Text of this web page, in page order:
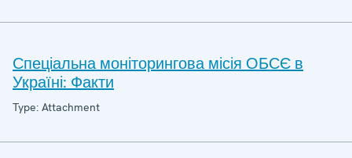
Спеціальна моніторингова місія ОБСЄ в
Україні: Факти
Type: Attachment